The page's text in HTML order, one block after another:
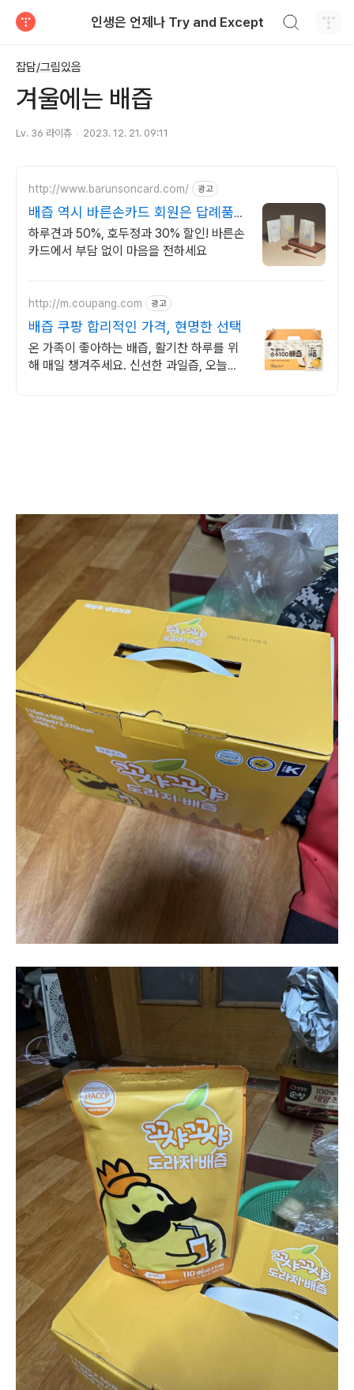
인생은 언제나 Try and Except
잡담/그림있음
겨울에는 배즙
Lv. 36 라이츄 2023. 12. 21. 09:11
http://www.barunsoncard.com/ 광고
배즙 역시 바른손카드 회원은 답례품
50% 할인!
하루견과 50%, 호두정과 30% 할인! 바른손
카드에서 부담 없이 마음을 전하세요
http://m.coupang.com 광고
배즙 쿠팡 합리적인 가격, 현명한 선택
온 가족이 좋아하는 배즙, 활기찬 하루를 위
해 매일 챙겨주세요. 신선한 과일즙, 오늘주